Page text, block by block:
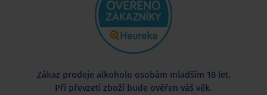
Zákaz prodeje alkoholu osobám mladším 18 let.
Při převzetí zboží bude ověřen váš věk.